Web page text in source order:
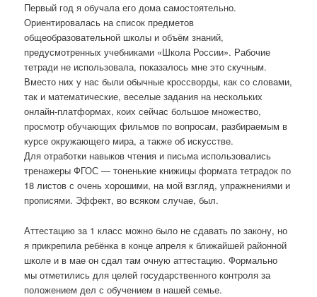
Первый год я обучала его дома самостоятельно.
Ориентировалась на список предметов
общеобразовательной школы и объём знаний,
предусмотренных учебниками «Школа России». Рабочие
тетради не использовала, показалось мне это скучным.
Вместо них у нас были обычные кроссворды, как со словами,
так и математические, веселые задания на нескольких
онлайн-платформах, коих сейчас большое множество,
просмотр обучающих фильмов по вопросам, разбираемым в
курсе окружающего мира, а также об искусстве.
Для отработки навыков чтения и письма использовались
тренажеры ФГОС — тоненькие книжицы формата тетрадок по
18 листов с очень хорошими, на мой взгляд, упражнениями и
прописями. Эффект, во всяком случае, был.
Аттестацию за 1 класс можно было не сдавать по закону, но
я прикрепила ребёнка в конце апреля к ближайшей районной
школе и в мае он сдал там очную аттестацию. Формально
мы отметились для целей государственного контроля за
положением дел с обучением в нашей семье.